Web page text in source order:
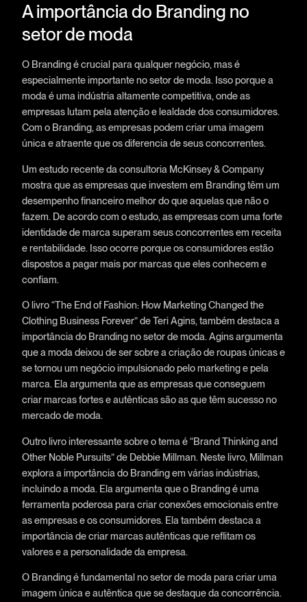
A importância do Branding no
setor de moda
O Branding é crucial para qualquer negócio, mas é
especialmente importante no setor de moda. Isso porque a
moda é uma indústria altamente competitiva, onde as
empresas lutam pela atenção e lealdade dos consumidores.
Com o Branding, as empresas podem criar uma imagem
única e atraente que os diferencia de seus concorrentes.
Um estudo recente da consultoria McKinsey & Company
mostra que as empresas que investem em Branding têm um
desempenho financeiro melhor do que aquelas que não o
fazem. De acordo com o estudo, as empresas com uma forte
identidade de marca superam seus concorrentes em receita
e rentabilidade. Isso ocorre porque os consumidores estão
dispostos a pagar mais por marcas que eles conhecem e
confiam.
O livro “The End of Fashion: How Marketing Changed the
Clothing Business Forever” de Teri Agins, também destaca a
importância do Branding no setor de moda. Agins argumenta
que a moda deixou de ser sobre a criação de roupas únicas e
se tornou um negócio impulsionado pelo marketing e pela
marca. Ela argumenta que as empresas que conseguem
criar marcas fortes e autênticas são as que têm sucesso no
mercado de moda.
Outro livro interessante sobre o tema é “Brand Thinking and
Other Noble Pursuits” de Debbie Millman. Neste livro, Millman
explora a importância do Branding em várias indústrias,
incluindo a moda. Ela argumenta que o Branding é uma
ferramenta poderosa para criar conexões emocionais entre
as empresas e os consumidores. Ela também destaca a
importância de criar marcas autênticas que reflitam os
valores e a personalidade da empresa.
O Branding é fundamental no setor de moda para criar uma
imagem única e autêntica que se destaque da concorrência.